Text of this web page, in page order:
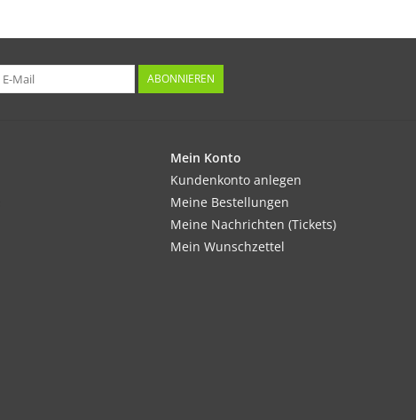
ABONNIEREN
Mein Konto
Kundenkonto anlegen
Meine Bestellungen
Meine Nachrichten (Tickets)
Mein Wunschzettel